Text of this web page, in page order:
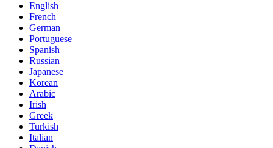
English
French
German
Portuguese
Spanish
Russian
Japanese
Korean
Arabic
Irish
Greek
Turkish
Italian